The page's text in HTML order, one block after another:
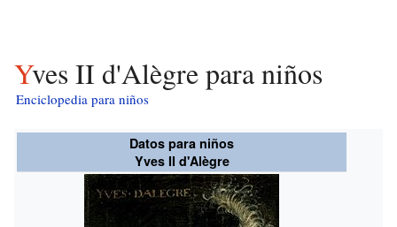
Yves II d'Alègre para niños
Enciclopedia para niños
Datos para niños
Yves II d'Alègre